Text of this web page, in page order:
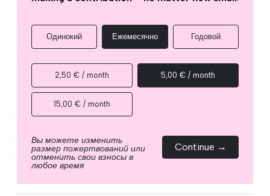
Одинокий Ежемесячно Годовой
2,50 € / month 5,00 € / month
15,00 € / month
Вы можете изменить
размер пожертвований или
отменить свои взносы в
любое время
Continue →